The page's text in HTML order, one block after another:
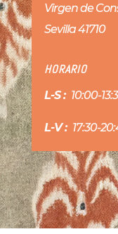
Virgen de
Sevilla 41710
HORARIO
L-S : 10:00-
L-V : 17:30-